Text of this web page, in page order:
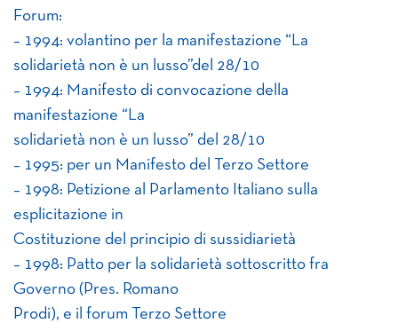
Forum:
– 1994: volantino per la manifestazione “La
solidarietà non è un lusso”del 28/10
– 1994: Manifesto di convocazione della
manifestazione “La
solidarietà non è un lusso” del 28/10
– 1995: per un Manifesto del Terzo Settore
– 1998: Petizione al Parlamento Italiano sulla
esplicitazione in
Costituzione del principio di sussidiarietà
– 1998: Patto per la solidarietà sottoscritto fra
Governo (Pres. Romano
Prodi), e il forum Terzo Settore